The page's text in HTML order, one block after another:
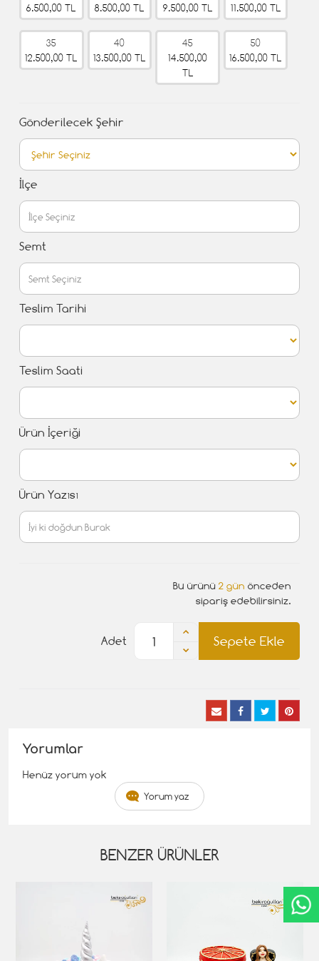
6.500,00 TL
8.500,00 TL
9.500,00 TL
11.500,00 TL
35
12.500,00 TL
40
13.500,00 TL
45
14.500,00
TL
50
16.500,00 TL
Gönderilecek Şehir
İlçe
Semt
Teslim Tarihi
Teslim Saati
Ürün İçeriği
Ürün Yazısı
Bu ürünü 2 gün önceden
sipariş edebilirsiniz.
Sepete Ekle
Adet
Yorumlar
Henüz yorum yok
Yorum yaz
BENZER ÜRÜNLER